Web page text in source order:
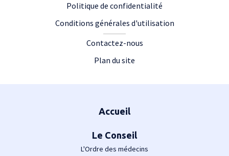
Politique de confidentialité
Conditions générales d'utilisation
Contactez-nous
Plan du site
Accueil
Le Conseil
L'Ordre des médecins